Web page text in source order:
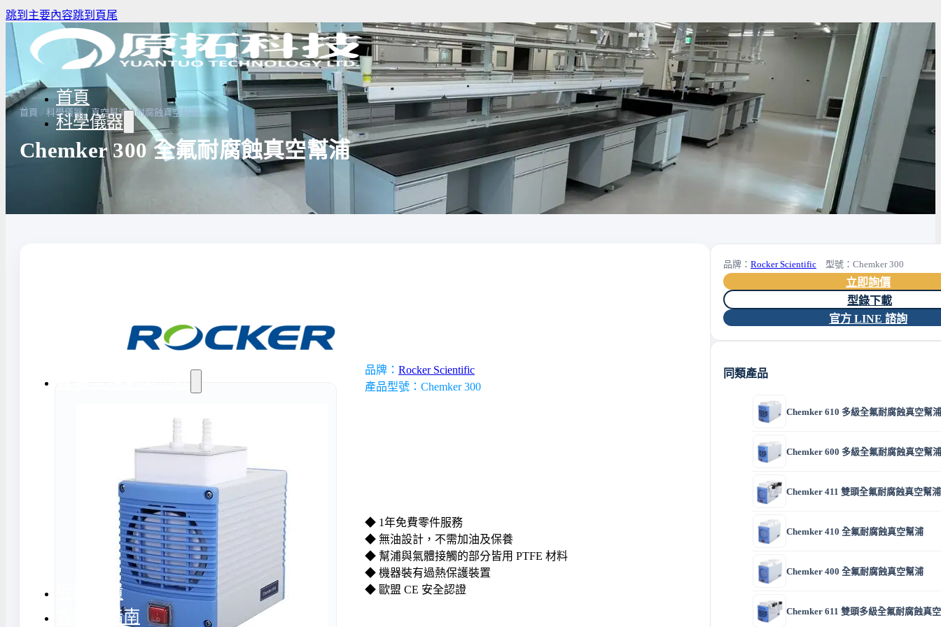
跳到主要內容跳到頁尾
首頁
科學儀器
實驗室周邊工程
地板鋪設工程
天花板工程
隔間工程
環境汙染防治工程設備
實驗室配件與無塵室設備
近期實績
實驗室指南
首頁 / 科學儀器 / 真空幫浦 / 耐腐蝕真空幫浦
Chemker 300 全氟耐腐蝕真空幫浦
品牌： Rocker Scientific
產品型號：Chemker 300
◆ 1年免費零件服務
◆ 無油設計，不需加油及保養
◆ 幫浦與氣體接觸的部分皆用 PTFE 材料
◆ 機器裝有過熱保護裝置
◆ 歐盟 CE 安全認證
品牌： Rocker Scientific 型號：Chemker 300
立即詢價
型錄下載
官方 LINE 諮詢
同類產品
Chemker 610 多級全氟耐腐蝕真空幫浦
Chemker 600 多級全氟耐腐蝕真空幫浦
Chemker 411 雙頭全氟耐腐蝕真空幫浦
Chemker 410 全氟耐腐蝕真空幫浦
Chemker 400 全氟耐腐蝕真空幫浦
Chemker 611 雙頭多級全氟耐腐蝕真